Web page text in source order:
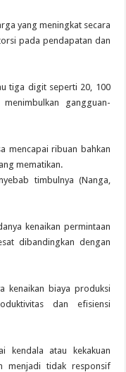
yang meningkat secara
pada pendapatan dan
tiga digit seperti 20, 100
gangguan-
mencapai ribuan bahkan
mematikan.
timbulnya (Nanga,
kenaikan permintaan
dibandingkan dengan
kenaikan biaya produksi
dan efisiensi
kendala atau kekakuan
menjadi tidak responsif